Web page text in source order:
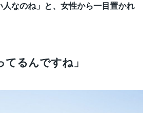
人なのね」と、女性から一目置かれ
てるんですね」